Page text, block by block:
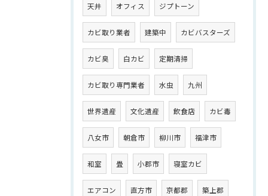
天井 オフィス ジプトーン
カビ取り業者 建築中 カビバスターズ
カビ臭 白カビ 定期清掃
カビ取り専門業者 水虫 九州
世界遺産 文化遺産 飲食店 カビ毒
八女市 朝倉市 柳川市 福津市
和室 畳 小郡市 寝室カビ
エアコン 直方市 京都郡 築上郡